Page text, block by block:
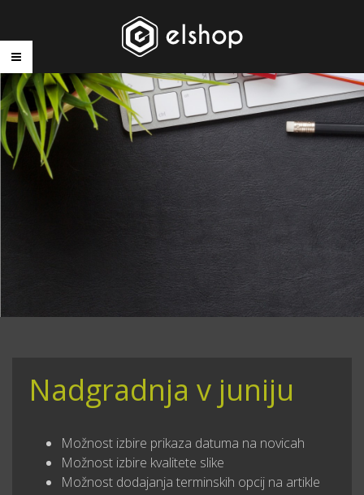
Nadgradnja v juniju
Možnost izbire prikaza datuma na novicah
Možnost izbire kvalitete slike
Možnost dodajanja terminskih opcij na artikle